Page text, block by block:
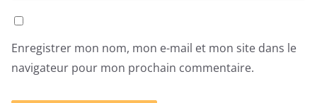
Enregistrer mon nom, mon e-mail et mon site dans le
navigateur pour mon prochain commentaire.